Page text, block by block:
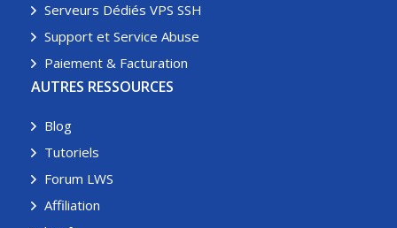
Serveurs Dédiés VPS SSH
Support et Service Abuse
Paiement & Facturation
AUTRES RESSOURCES
Blog
Tutoriels
Forum LWS
Affiliation